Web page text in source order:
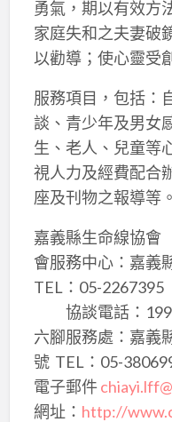
勇氣，期以有效方
家庭失和之夫妻破
以勸導；使心靈受
服務項目，包括：
談、青少年及男女
生、老人、兒童等
視人力及經費配合
座及刊物之報導等。
嘉義縣生命線協會
會服務中心：嘉義
TEL：05-
協談電話：
六腳服務處：嘉義
號 TEL：05-
電子郵件
網址： http://